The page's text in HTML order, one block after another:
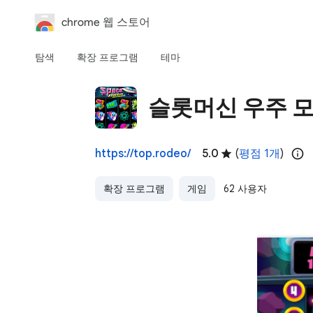
chrome 웹 스토어
탐색 확장 프로그램 테마
슬롯머신 우주
https://top.rodeo/ 5.0 (평점 1개 )
확장 프로그램 게임 62 사용자